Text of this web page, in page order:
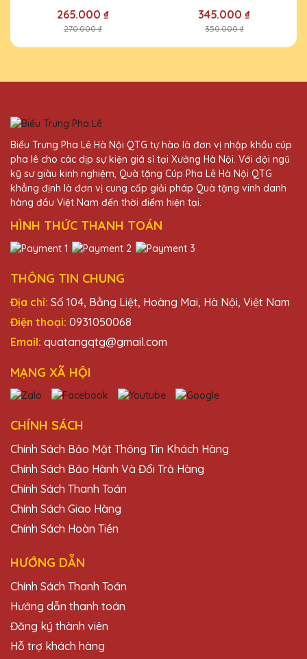
265.000 ₫
270.000 ₫
345.000 ₫
350.000 ₫
Biểu Trưng Pha Lê Hà Nội QTG tự hào là đơn vị nhập khẩu cúp
pha lê cho các dịp sự kiện giá sỉ tại Xưởng Hà Nội. Với đội ngũ
kỹ sư giàu kinh nghiệm, Quà tặng Cúp Pha Lê Hà Nội QTG
khẳng định là đơn vị cung cấp giải pháp Quà tặng vinh danh
hàng đầu Việt Nam đến thời điểm hiện tại.
HÌNH THỨC THANH TOÁN
THÔNG TIN CHUNG
Địa chỉ: Số 104, Bằng Liệt, Hoàng Mai, Hà Nội, Việt Nam
Điện thoại: 0931050068
Email: quatangqtg@gmail.com
MẠNG XÃ HỘI
CHÍNH SÁCH
Chính Sách Bảo Mật Thông Tin Khách Hàng
Chính Sách Bảo Hành Và Đổi Trả Hàng
Chính Sách Thanh Toán
Chính Sách Giao Hàng
Chính Sách Hoàn Tiền
HƯỚNG DẪN
Chính Sách Thanh Toán
Hướng dẫn thanh toán
Đăng ký thành viên
Hỗ trợ khách hàng